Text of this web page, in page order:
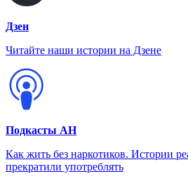
Дзен
Читайте наши истории на Дзене
Подкасты АН
Как жить без наркотиков. Истории
прекратили употреблять